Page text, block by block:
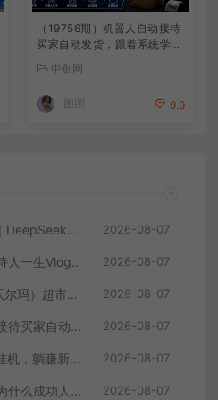
（19756期）机器人自动接待
买家自动发货，跟着系统学拼
多多虚拟月入1-5万
中创网
9.9
（19759期） AI+短视频｜DeepSeek即梦豆包小云雀全工具教学，从账号定位到剪映剪辑，零基础也能快速上手做爆款 2026-08-07
（19758期）历史人物，诗人一生Vlog教学， AI制作丨伙伴计划丨精选收益丨商单收徒 ，新领域红利期，抓紧做 2026-08-07
（19757期）Walmart（沃尔玛）超市浏览标注项目，单账号日收益20+ 单电脑日收益可达1000+带分佣机制 2026-08-07
（19756期）机器人自动接待买家自动发货，跟着系统学拼多多虚拟月入1-5万 2026-08-07
（19755期）AI智能广告挂机，躺赚新模式 设备托管运行，解放双手持续变现 2026-08-07
（19754期）付费文章：为什么成功人士的精力都很旺盛？ 2026-08-07